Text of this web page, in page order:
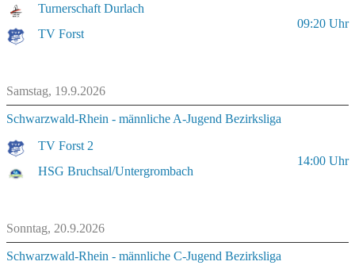
Turnerschaft Durlach
TV Forst
09:20 Uhr
Samstag, 19.9.2026
Schwarzwald-Rhein - männliche A-Jugend Bezirksliga
TV Forst 2
HSG Bruchsal/Untergrombach
14:00 Uhr
Sonntag, 20.9.2026
Schwarzwald-Rhein - männliche C-Jugend Bezirksliga